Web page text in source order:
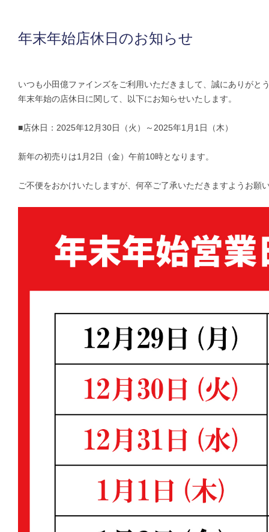
年末年始店休日のお知らせ
いつも小田億ファインズをご利用いただきまして、誠にありがと
年末年始の店休日に関して、以下にお知らせいたします。
■店休日：2025年12月30日（火）～2025年1月1日（木）
新年の初売りは1月2日（金）午前10時となります。
ご不便をおかけいたしますが、何卒ご了承いただきますようお願